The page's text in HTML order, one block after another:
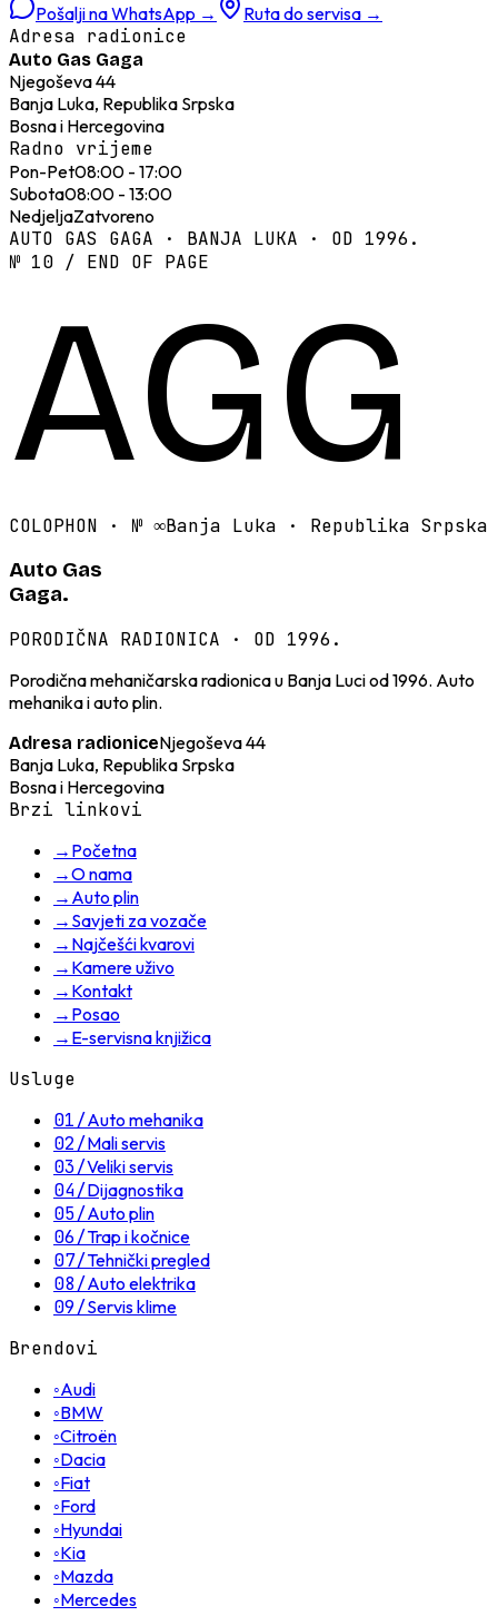
Pošalji na WhatsApp → Ruta do servisa →
Adresa radionice
Auto Gas Gaga
Njegoševa 44
Banja Luka, Republika Srpska
Bosna i Hercegovina
Radno vrijeme
Pon-Pet08:00 - 17:00
Subota08:00 - 13:00
NedjeljaZatvoreno
AUTO GAS GAGA · BANJA LUKA · OD 1996.
№ 10 / END OF PAGE
AGG
COLOPHON · № ∞Banja Luka · Republika Srpska
Auto Gas
Gaga.
PORODIČNA RADIONICA · OD 1996.
Porodična mehaničarska radionica u Banja Luci od 1996. Auto
mehanika i auto plin.
Adresa radioniceNjegoševa 44
Banja Luka, Republika Srpska
Bosna i Hercegovina
Brzi linkovi
→ Početna
→O nama
→ Auto plin
→ Savjeti za vozače
→ Najčešći kvarovi
→ Kamere uživo
→ Kontakt
→ Posao
→ E-servisna knjižica
Usluge
01/Auto mehanika
02/Mali servis
03/Veliki servis
04/Dijagnostika
05/Auto plin
06/Trap i kočnice
07/Tehnički pregled
08/Auto elektrika
09/Servis klime
Brendovi
◦Audi
◦BMW
◦Citroën
◦Dacia
◦Fiat
◦Ford
◦Hyundai
◦Kia
◦Mazda
◦Mercedes